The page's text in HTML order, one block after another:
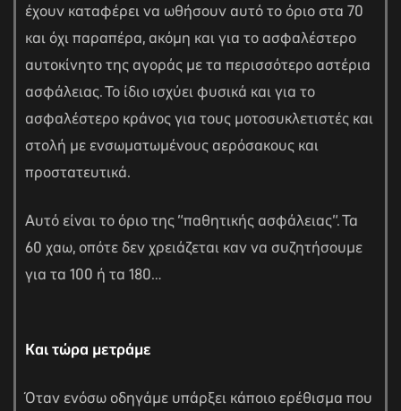
έχουν καταφέρει να ωθήσουν αυτό το όριο στα 70
και όχι παραπέρα, ακόμη και για το ασφαλέστερο
αυτοκίνητο της αγοράς με τα περισσότερο αστέρια
ασφάλειας. Το ίδιο ισχύει φυσικά και για το
ασφαλέστερο κράνος για τους μοτοσυκλετιστές και
στολή με ενσωματωμένους αερόσακους και
προστατευτικά.
Αυτό είναι το όριο της “παθητικής ασφάλειας”. Τα
60 χαω, οπότε δεν χρειάζεται καν να συζητήσουμε
για τα 100 ή τα 180…
Και τώρα μετράμε
Όταν ενόσω οδηγάμε υπάρξει κάποιο ερέθισμα που